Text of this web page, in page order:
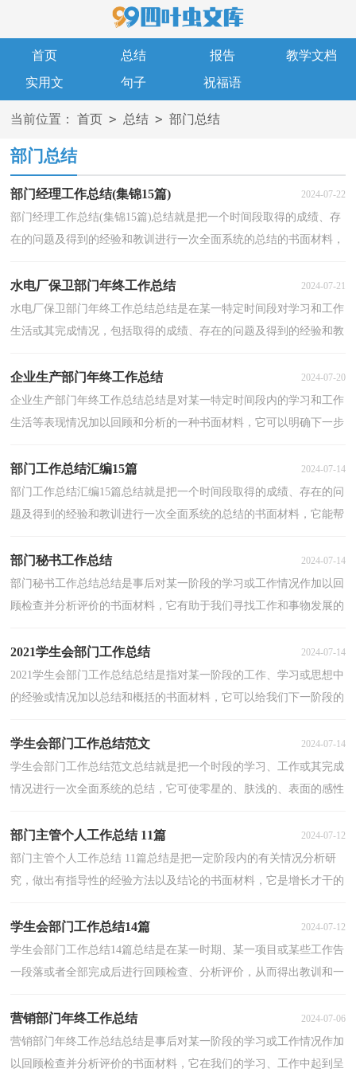
首页 总结 报告
教学文档
实用文
句子 祝福语
当前位置： 首页 > 总结 > 部门总结
部门总结
部门经理工作总结(集锦15篇) 2024-07-22
部门经理工作总结(集锦15篇)总结就是把一个时间段取得的成绩、存
在的问题及得到的经验和教训进行一次全面系统的总结的书面材料，
水电厂保卫部门年终工作总结 2024-07-21
水电厂保卫部门年终工作总结总结是在某一特定时间段对学习和工作
生活或其完成情况，包括取得的成绩、存在的问题及得到的经验和教
企业生产部门年终工作总结 2024-07-20
企业生产部门年终工作总结总结是对某一特定时间段内的学习和工作
生活等表现情况加以回顾和分析的一种书面材料，它可以明确下一步
部门工作总结汇编15篇 2024-07-14
部门工作总结汇编15篇总结就是把一个时间段取得的成绩、存在的问
题及得到的经验和教训进行一次全面系统的总结的书面材料，它能帮
部门秘书工作总结 2024-07-14
部门秘书工作总结总结是事后对某一阶段的学习或工作情况作加以回
顾检查并分析评价的书面材料，它有助于我们寻找工作和事物发展的
2021学生会部门工作总结 2024-07-14
2021学生会部门工作总结总结是指对某一阶段的工作、学习或思想中
的经验或情况加以总结和概括的书面材料，它可以给我们下一阶段的
学生会部门工作总结范文 2024-07-14
学生会部门工作总结范文总结就是把一个时段的学习、工作或其完成
情况进行一次全面系统的总结，它可使零星的、肤浅的、表面的感性
部门主管个人工作总结 11篇 2024-07-12
部门主管个人工作总结 11篇总结是把一定阶段内的有关情况分析研
究，做出有指导性的经验方法以及结论的书面材料，它是增长才干的
学生会部门工作总结14篇 2024-07-12
学生会部门工作总结14篇总结是在某一时期、某一项目或某些工作告
一段落或者全部完成后进行回顾检查、分析评价，从而得出教训和一
营销部门年终工作总结 2024-07-06
营销部门年终工作总结总结是事后对某一阶段的学习或工作情况作加
以回顾检查并分析评价的书面材料，它在我们的学习、工作中起到呈